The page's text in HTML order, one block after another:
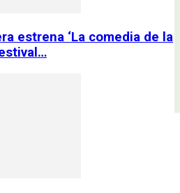
estrena ‘La comedia de la